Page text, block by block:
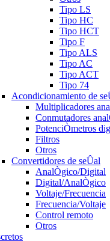
Tipo LS
Tipo HC
Tipo HCT
Tipo F
Tipo ALS
Tipo AC
Tipo ACT
Tipo 74
Acondicionamiento de
Multiplicadores
Conmutadores
PotenciÒmetros
Filtros
Otros
Convertidores de seÛal
AnalÒgico/Digital
Digital/AnalÒgico
Voltaje/Frecuencia
Frecuencia/Voltaje
Control remoto
Otros